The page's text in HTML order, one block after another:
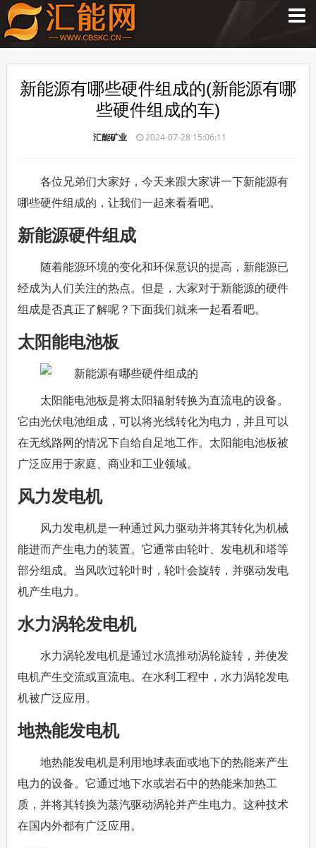
新能源有哪些硬件组成的(新能源有哪
些硬件组成的车)
汇能矿业 2024-07-28 15:06:11
各位兄弟们大家好，今天来跟大家讲一下新能源有
哪些硬件组成的，让我们一起来看看吧。
新能源硬件组成
随着能源环境的变化和环保意识的提高，新能源已
经成为人们关注的热点。但是，大家对于新能源的硬件
组成是否真正了解呢？下面我们就来一起看看吧。
太阳能电池板
太阳能电池板是将太阳辐射转换为直流电的设备。
它由光伏电池组成，可以将光线转化为电力，并且可以
在无线路网的情况下自给自足地工作。太阳能电池板被
广泛应用于家庭、商业和工业领域。
风力发电机
风力发电机是一种通过风力驱动并将其转化为机械
能进而产生电力的装置。它通常由轮叶、发电机和塔等
部分组成。当风吹过轮叶时，轮叶会旋转，并驱动发电
机产生电力。
水力涡轮发电机
水力涡轮发电机是通过水流推动涡轮旋转，并使发
电机产生交流或直流电。在水利工程中，水力涡轮发电
机被广泛应用。
地热能发电机
地热能发电机是利用地球表面或地下的热能来产生
电力的设备。它通过地下水或岩石中的热能来加热工
质，并将其转换为蒸汽驱动涡轮并产生电力。这种技术
在国内外都有广泛应用。